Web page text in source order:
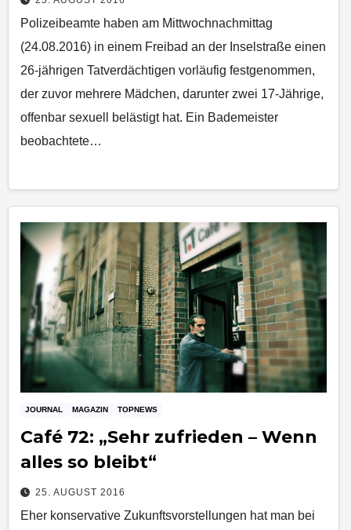
Polizeibeamte haben am Mittwochnachmittag
(24.08.2016) in einem Freibad an der Inselstraße einen
26-jährigen Tatverdächtigen vorläufig festgenommen,
der zuvor mehrere Mädchen, darunter zwei 17-Jährige,
offenbar sexuell belästigt hat. Ein Bademeister
beobachtete…
JOURNAL MAGAZIN TOPNEWS
Café 72: „Sehr zufrieden – Wenn
alles so bleibt“
25. AUGUST 2016
Eher konservative Zukunftsvorstellungen hat man bei